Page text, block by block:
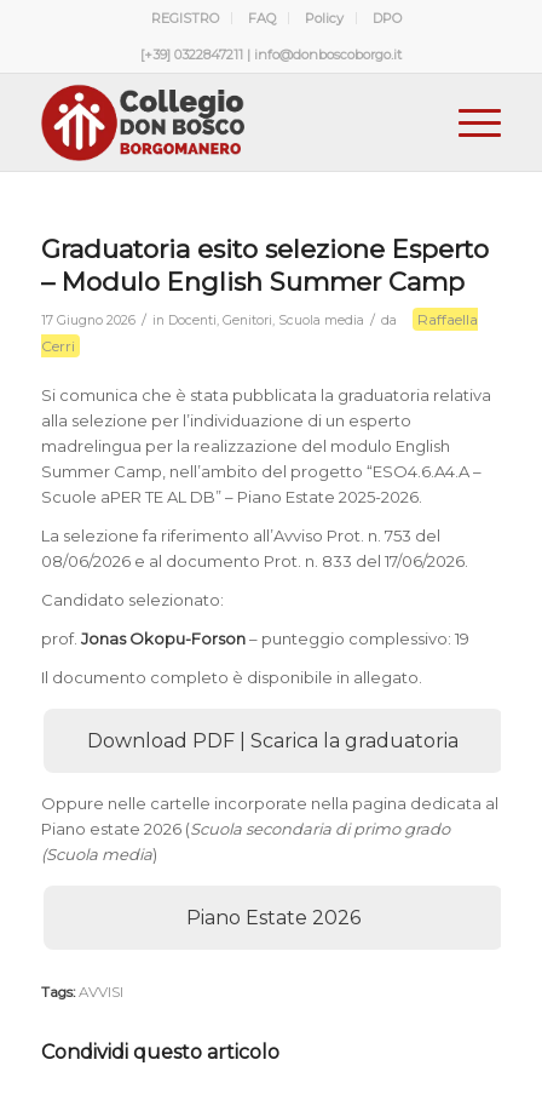
REGISTRO FAQ Policy DPO
[+39] 0322847211 | info@donboscoborgo.it
Graduatoria esito selezione Esperto
– Modulo English Summer Camp
17 Giugno 2026 / in Docenti, Genitori, Scuola media / da
Raffaella
Cerri
Si comunica che è stata pubblicata la graduatoria relativa
alla selezione per l’individuazione di un esperto
madrelingua per la realizzazione del modulo English
Summer Camp, nell’ambito del progetto “ESO4.6.A4.A –
Scuole aPER TE AL DB” – Piano Estate 2025-2026.
La selezione fa riferimento all’Avviso Prot. n. 753 del
08/06/2026 e al documento Prot. n. 833 del 17/06/2026.
Candidato selezionato:
prof. Jonas Okopu-Forson– punteggio complessivo: 19
Il documento completo è disponibile in allegato.
Download PDF | Scarica la graduatoria
Oppure nelle cartelle incorporate nella pagina dedicata al
Piano estate 2026 (Scuola secondaria di primo grado
(Scuola media)
Piano Estate 2026
Tags: AVVISI
Condividi questo articolo